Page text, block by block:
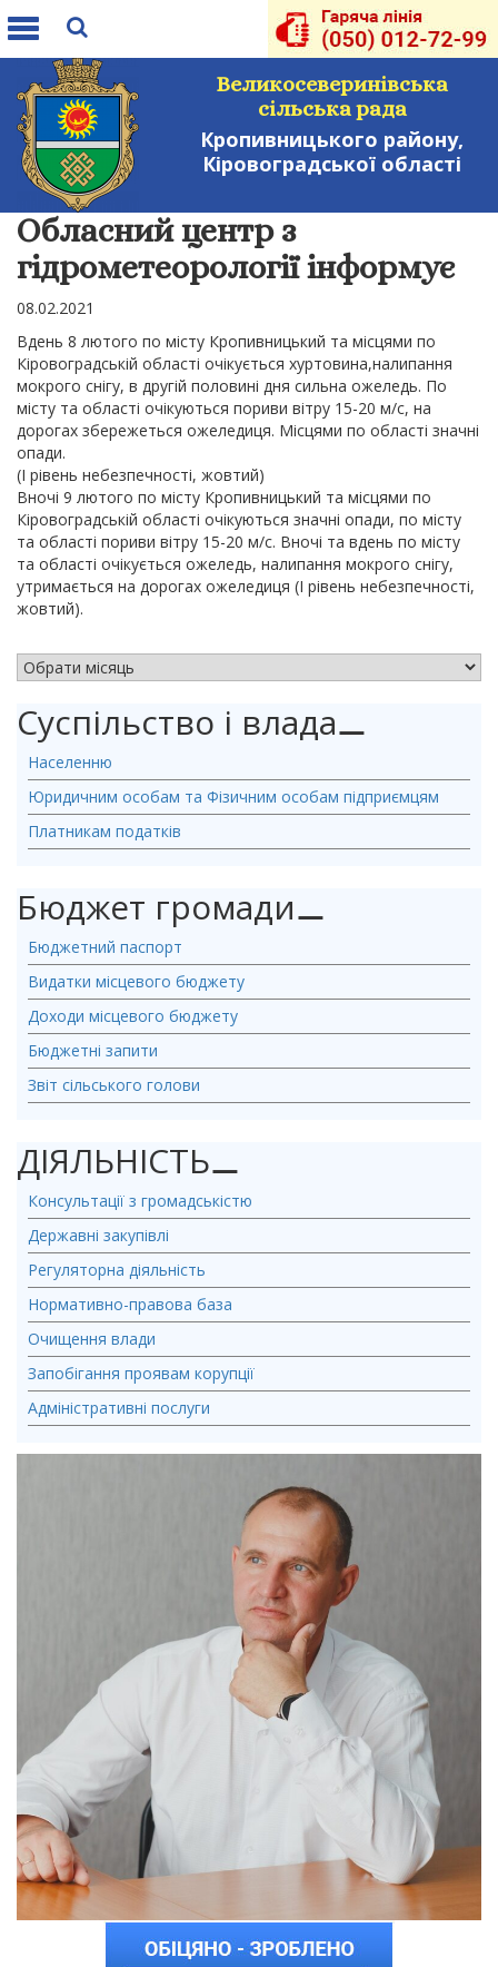
Toggle
Великосеверинівська
сільська рада
Кропивницького району,
Кіровоградської області
Обласний центр з
гідрометеорології інформує
08.02.2021
Вдень 8 лютого по місту Кропивницький та місцями по
Кіровоградській області очікується хуртовина,налипання
мокрого снігу, в другій половині дня сильна ожеледь. По
місту та області очікуються пориви вітру 15-20 м/с, на
дорогах збережеться ожеледиця. Місцями по області значні
опади.
(І рівень небезпечності, жовтий)
Вночі 9 лютого по місту Кропивницький та місцями по
Кіровоградській області очікуються значні опади, по місту
та області пориви вітру 15-20 м/с. Вночі та вдень по місту
та області очікується ожеледь, налипання мокрого снігу,
утримається на дорогах ожеледиця (І рівень небезпечності,
жовтий).
Суспільство і влада⚊
Населенню
Юридичним особам та Фізичним особам підприємцям
Платникам податків
Бюджет громади⚊
Бюджетний паспорт
Видатки місцевого бюджету
Доходи місцевого бюджету
Бюджетні запити
Звіт сільського голови
ДІЯЛЬНІСТЬ⚊
Консультації з громадськістю
Державні закупівлі
Регуляторна діяльність
Нормативно-правова база
Очищення влади
Запобігання проявам корупції
Адміністративні послуги